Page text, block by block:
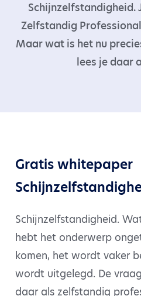
Schijnzelfstandigheid.
Zelfstandig
Maar wat is het nu
lees je daar
Gratis whitepaper
Schijnzelfstandigheid.
hebt het onderwerp
komen, het wordt vaker
wordt uitgelegd. De
daar als zelfstandig